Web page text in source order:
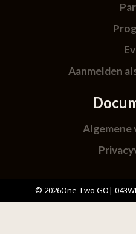
Aanmelden
Algemene
© 2026One Two GO|